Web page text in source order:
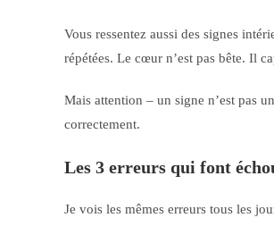
Vous ressentez aussi des signes
répétées. Le cœur n’est pas bête. Il
Mais attention – un signe n’est pas
correctement.
Les 3 erreurs qui font
Je vois les mêmes erreurs tous les